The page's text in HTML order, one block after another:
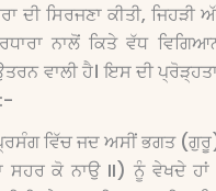
ਦੀ ਸਿਰਜਣਾ ਕੀਤੀ,
ਨਾਲੋਂ ਕਿਤੇ ਵੱਧ
ਵਾਲੀ ਹੈ। ਇਸ ਦੀ
ਵਿੱਚ ਜਦ ਅਸੀਂ ਭਗਤ
ਸਹਰ ਕੋ ਨਾਉ II) ਨੂੰ ਵੇਖਦੇ ਹਾਂ